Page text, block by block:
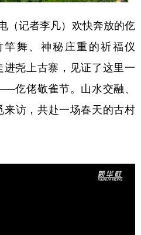
Français عربى
日本語 한국어
记者李凡）欢快奔放的仡
舞、神秘庄重的祈福仪
尧上古寨，见证了这里一
仡佬敬雀节。山水交融、
访，共赴一场春天的古村